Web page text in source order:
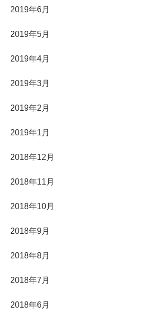
2019年6月
2019年5月
2019年4月
2019年3月
2019年2月
2019年1月
2018年12月
2018年11月
2018年10月
2018年9月
2018年8月
2018年7月
2018年6月